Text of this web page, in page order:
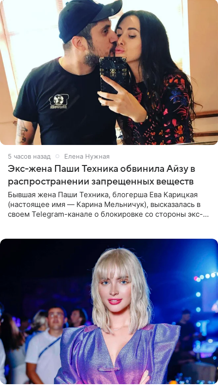
5 часов назад Елена Нужная
Экс-жена Паши Техника обвинила Айзу в
распространении запрещенных веществ
Бывшая жена Паши Техника, блогерша Ева Карицкая
(настоящее имя — Карина Мельничук), высказалась в
своем Telegram-канале о блокировке со стороны экс-